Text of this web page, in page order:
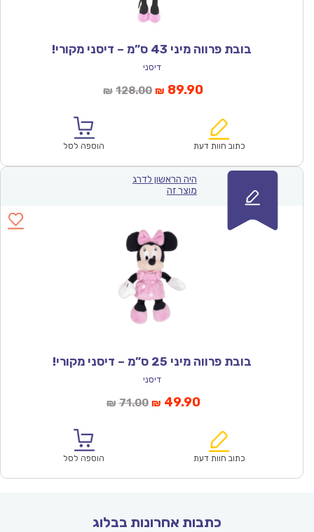
בובת פרווה מיני 43 ס”מ – דיסני מקורי!
דיסני
₪ 128.00המחיר
₪128.00.
₪ 89.90המחיר
הוא:
כתוב חוות דעת הוספה לסל
היה הראשון לדרג
מוצר זה
בובת פרווה מיני 25 ס”מ – דיסני מקורי!
דיסני
₪ 71.00המחיר
₪71.00.
₪ 49.90המחיר
הוא:
כתוב חוות דעת הוספה לסל
כתבות אחרונות בבלוג